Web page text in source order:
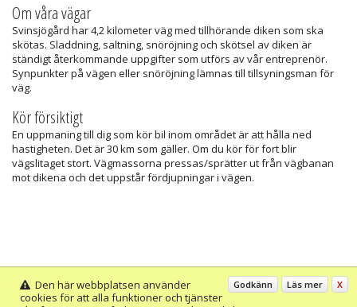
Om våra vägar
Svinsjögård har 4,2 kilometer väg med tillhörande diken som ska
skötas. Sladdning, saltning, snöröjning och skötsel av diken är
ständigt återkommande uppgifter som utförs av vår entreprenör.
Synpunkter på vägen eller snöröjning lämnas till tillsyningsman för
väg.
Kör försiktigt
En uppmaning till dig som kör bil inom området är att hålla ned
hastigheten. Det är 30 km som gäller. Om du kör för fort blir
vägslitaget stort. Vägmassorna pressas/sprätter ut från vägbanan
mot dikena och det uppstår fördjupningar i vägen.
Godkänn Läs mer X
Den här webbplatsen använder
cookies för att alla funktioner och tjänster